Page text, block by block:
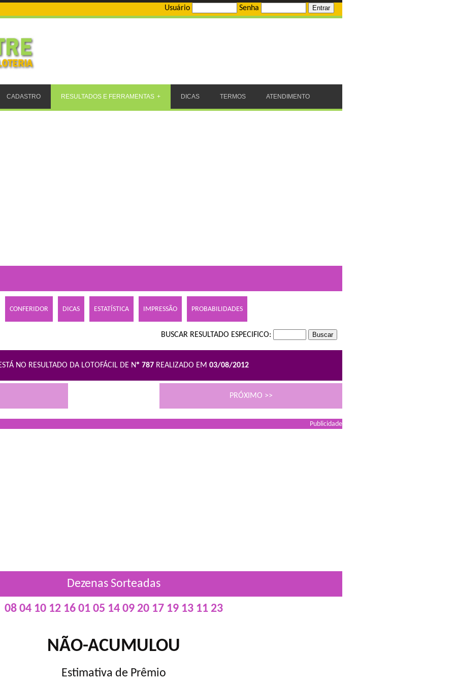
Usuário Senha
CADASTRO RESULTADOS E FERRAMENTAS DICAS TERMOS ATENDIMENTO
CONFERIDOR DICAS ESTATÍSTICA IMPRESSÃO PROBABILIDADES
BUSCAR RESULTADO ESPECIFICO:
NO RESULTADO DA LOTOFÁCIL DE Nº 787 REALIZADO EM 03/08/2012
PRÓXIMO >>
Publicidade
Dezenas Sorteadas
08 04 10 12 16 01 05 14 09 20 17 19 13 11 23
NÃO-ACUMULOU
Estimativa de Prêmio